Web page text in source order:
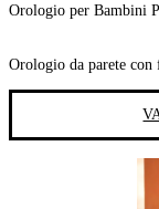
Orologio per Bambini
Orologio da parete con